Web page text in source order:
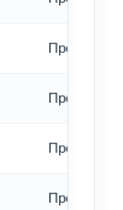
Превод -
Превод -
Превод -
Превод -